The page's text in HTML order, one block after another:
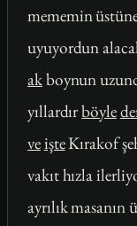
mememin
uyuyordun
akboynun
yıllardırböyle
veişteKırakof
vakıt hızla
ayrılık masanın